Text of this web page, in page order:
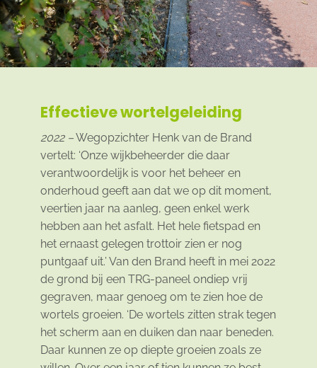
Effectieve wortelgeleiding
2022 –Wegopzichter Henk van de Brand
vertelt: ‘Onze wijkbeheerder die daar
verantwoordelijk is voor het beheer en
onderhoud geeft aan dat we op dit moment,
veertien jaar na aanleg, geen enkel werk
hebben aan het asfalt. Het hele fietspad en
het ernaast gelegen trottoir zien er nog
puntgaaf uit.’ Van den Brand heeft in mei 2022
de grond bij een TRG-paneel ondiep vrij
gegraven, maar genoeg om te zien hoe de
wortels groeien. ‘De wortels zitten strak tegen
het scherm aan en duiken dan naar beneden.
Daar kunnen ze op diepte groeien zoals ze